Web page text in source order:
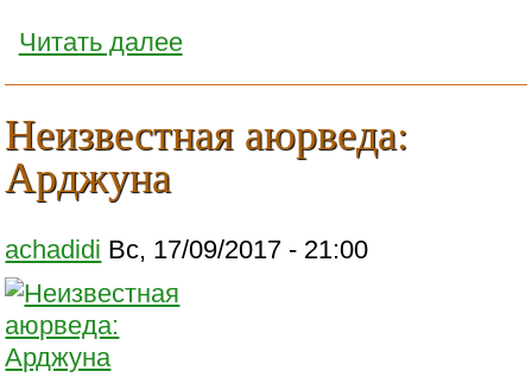
Читать далее
Неизвестная аюрведа:
Арджуна
achadidi Вс, 17/09/2017 - 21:00